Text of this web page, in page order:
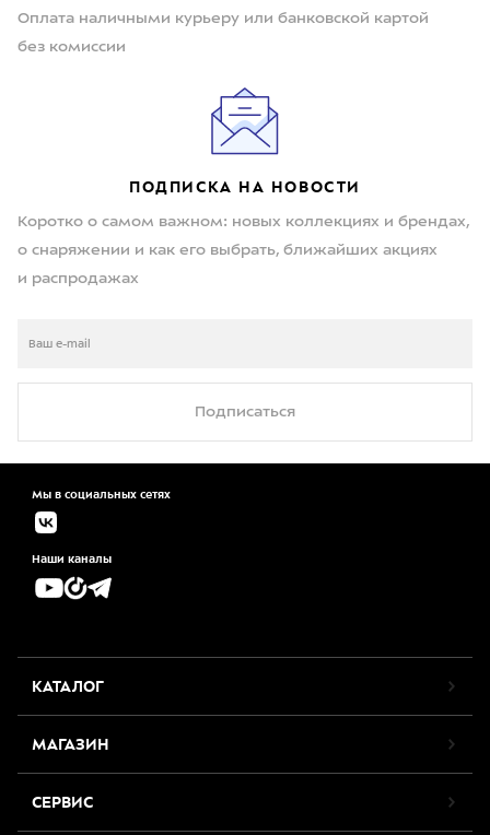
Оплата наличными курьеру или банковской картой
без комиссии
ПОДПИСКА НА НОВОСТИ
Коротко о самом важном: новых коллекциях и брендах,
о снаряжении и как его выбрать, ближайших акциях
и распродажах
Подписаться
Мы в социальных сетях
Наши каналы
КАТАЛОГ
МАГАЗИН
СЕРВИС